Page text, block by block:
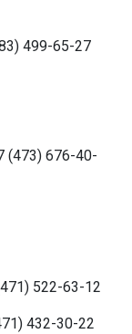
499-65-27
676-40-
522-63-12
432-30-22